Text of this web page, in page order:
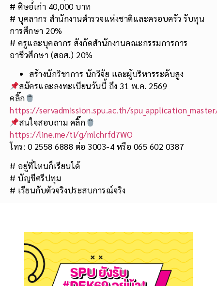
# ศิษย์เก่า 40,000 บาท
# บุคลากร สำนักงานตำรวจแห่งชาติและครอบครัว รับทุน
การศึกษา 20%
# ครูและบุคลากร สังกัดสำนักงานคณะกรรมการการ
อาชีวศึกษา (สอศ.) 20%
สร้างนักวิชาการ นักวิจัย และผู้บริหารระดับสูง
สมัครและลงทะเบียนวันนี้ ถึง 31 พ.ค. 2569
คลิ๊ก
https://servadmission.spu.ac.th/
สนใจสอบถาม คลิ๊ก
https://line.me/ti/g/mlchrfd7WO
โทร: 0 2558 6888 ต่อ 3003-4 หรือ 065 602 0387
# อยู่ที่ไหนก็เรียนได้
# บัญชีศรีปทุม
# เรียนกับตัวจริงประสบการณ์จริง